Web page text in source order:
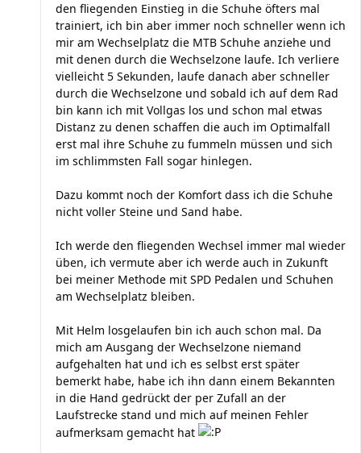
den fliegenden Einstieg in die Schuhe öfters mal
trainiert, ich bin aber immer noch schneller wenn ich
mir am Wechselplatz die MTB Schuhe anziehe und
mit denen durch die Wechselzone laufe. Ich verliere
vielleicht 5 Sekunden, laufe danach aber schneller
durch die Wechselzone und sobald ich auf dem Rad
bin kann ich mit Vollgas los und schon mal etwas
Distanz zu denen schaffen die auch im Optimalfall
erst mal ihre Schuhe zu fummeln müssen und sich
im schlimmsten Fall sogar hinlegen.
Dazu kommt noch der Komfort dass ich die Schuhe
nicht voller Steine und Sand habe.
Ich werde den fliegenden Wechsel immer mal wieder
üben, ich vermute aber ich werde auch in Zukunft
bei meiner Methode mit SPD Pedalen und Schuhen
am Wechselplatz bleiben.
Mit Helm losgelaufen bin ich auch schon mal. Da
mich am Ausgang der Wechselzone niemand
aufgehalten hat und ich es selbst erst später
bemerkt habe, habe ich ihn dann einem Bekannten
in die Hand gedrückt der per Zufall an der
Laufstrecke stand und mich auf meinen Fehler
aufmerksam gemacht hat